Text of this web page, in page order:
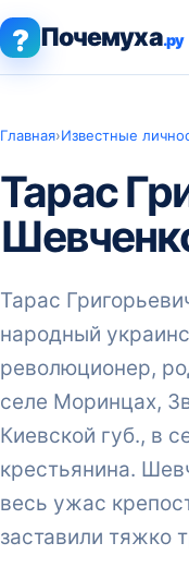
? Почемуха.ру
Главная›Известные
Тарас
Тарас
народный
революционер,
селе Моринцах,
Киевской губ., в
крестьянина.
весь ужас
заставили тяжко